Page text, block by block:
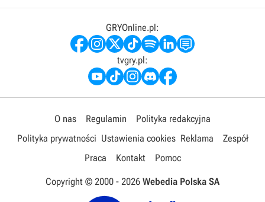
GRYOnline.pl:
tvgry.pl:
O nas Regulamin
Polityka redakcyjna
Polityka prywatności Ustawienia cookies Reklama
Zespół
Praca
Kontakt Pomoc
Copyright © 2000 - 2026 Webedia Polska SA